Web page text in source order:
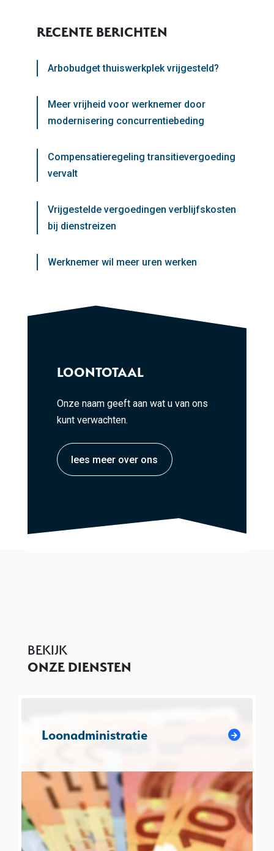
RECENTE BERICHTEN
Arbobudget thuiswerkplek vrijgesteld?
Meer vrijheid voor werknemer door
modernisering concurrentiebeding
Compensatieregeling transitievergoeding
vervalt
Vrijgestelde vergoedingen verblijfskosten
bij dienstreizen
Werknemer wil meer uren werken
LOONTOTAAL
Onze naam geeft aan wat u van ons
kunt verwachten.
lees meer over ons
BEKIJK
ONZE DIENSTEN
Loonadministratie